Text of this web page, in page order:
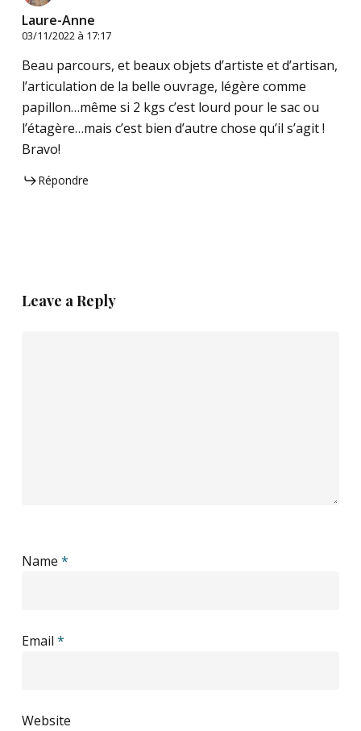
Laure-Anne
03/11/2022 à 17:17
Beau parcours, et beaux objets d’artiste et d’artisan,
l’articulation de la belle ouvrage, légère comme
papillon…même si 2 kgs c’est lourd pour le sac ou
l’étagère…mais c’est bien d’autre chose qu’il s’agit !
Bravo!
Répondre
Leave a Reply
Name *
Email *
Website